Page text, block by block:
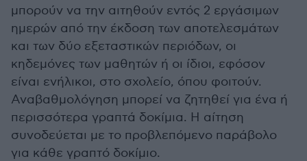
μπορούν να την αιτηθούν εντός 2 εργάσιμων
ημερών από την έκδοση των αποτελεσμάτων
και των δύο εξεταστικών περιόδων, οι
κηδεμόνες των μαθητών ή οι ίδιοι, εφόσον
είναι ενήλικοι, στο σχολείο, όπου φοιτούν.
Αναβαθμολόγηση μπορεί να ζητηθεί για ένα ή
περισσότερα γραπτά δοκίμια. Η αίτηση
συνοδεύεται με το προβλεπόμενο παράβολο
για κάθε γραπτό δοκίμιο.